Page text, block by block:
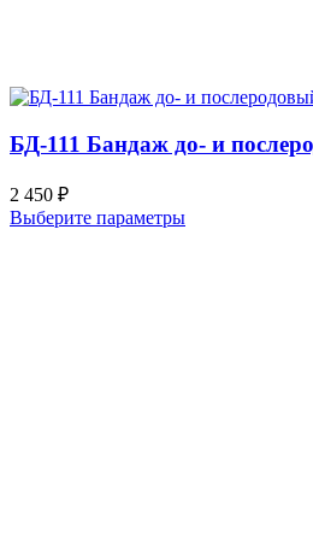
БД-111 Бандаж до- и
2 450 ₽
Выберите параметры